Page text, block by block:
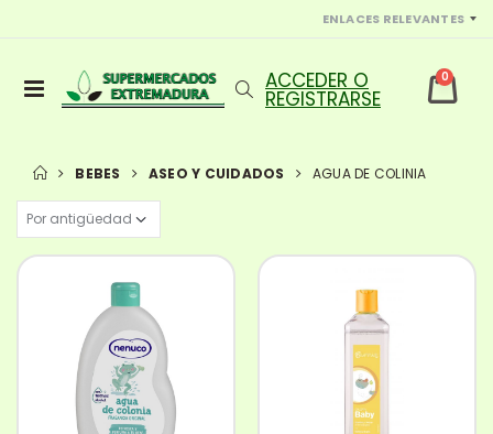
ENLACES RELEVANTES
0
BEBES ASEO Y CUIDADOS AGUA DE COLINIA